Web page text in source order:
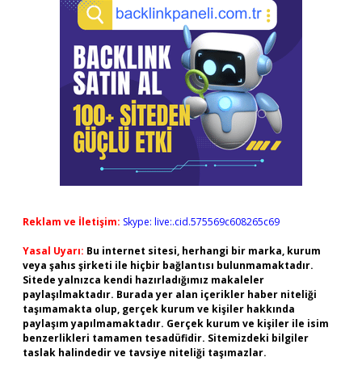
Reklam ve İletişim: Skype: live:.cid.575569c608265c69
Yasal Uyarı: Bu internet sitesi, herhangi bir marka, kurum
veya şahıs şirketi ile hiçbir bağlantısı bulunmamaktadır.
Sitede yalnızca kendi hazırladığımız makaleler
paylaşılmaktadır. Burada yer alan içerikler haber niteliği
taşımamakta olup, gerçek kurum ve kişiler hakkında
paylaşım yapılmamaktadır. Gerçek kurum ve kişiler ile isim
benzerlikleri tamamen tesadüfidir. Sitemizdeki bilgiler
taslak halindedir ve tavsiye niteliği taşımazlar.